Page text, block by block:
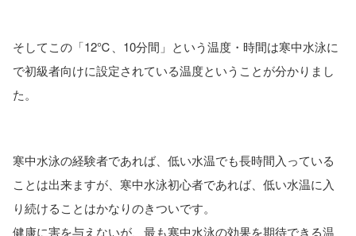
そしてこの「12℃、10分間」という温度・時間は寒中水泳に
で初級者向けに設定されている温度ということが分かりまし
た。
寒中水泳の経験者であれば、低い水温でも長時間入っている
ことは出来ますが、寒中水泳初心者であれば、低い水温に入
り続けることはかなりのきついです。
健康に害を与えないが、最も寒中水泳の効果を期待できる温